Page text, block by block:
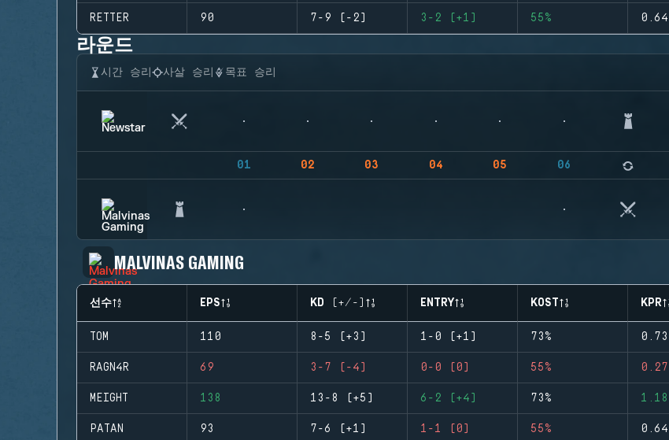
RETTER 90 7-9 (-2) 3-2 (+1) 55% 0.64
라운드
시간 승리 사살 승리 목표 승리
01 02 03 04 05 06
MALVINAS GAMING
선수 EPS KD (+/-) ENTRY KOST KPR
TOM 110 8-5 (+3) 1-0 (+1) 73% 0.73
RAGN4R 69 3-7 (-4) 0-0 (0) 55% 0.27
MEIGHT 138 13-8 (+5) 6-2 (+4) 73% 1.18
PATAN 93 7-6 (+1) 1-1 (0) 55% 0.64